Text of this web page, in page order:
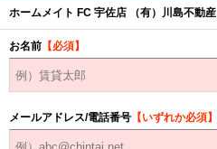
ホームメイト FC 宇佐店 （有）川島不動産
お名前 【必須】
メールアドレス/電話番号 【いずれか必須】